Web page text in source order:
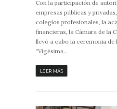
Con la participación de
empresas públicas y
colegios profesionales, la
financieras, la Cámara de la
llevó a cabo la ceremonia de
“Vigésima...
LEER MÁS